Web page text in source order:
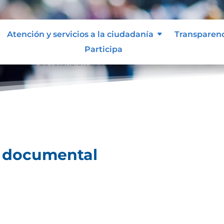
Atención y servicios a la ciudadanía
Participa